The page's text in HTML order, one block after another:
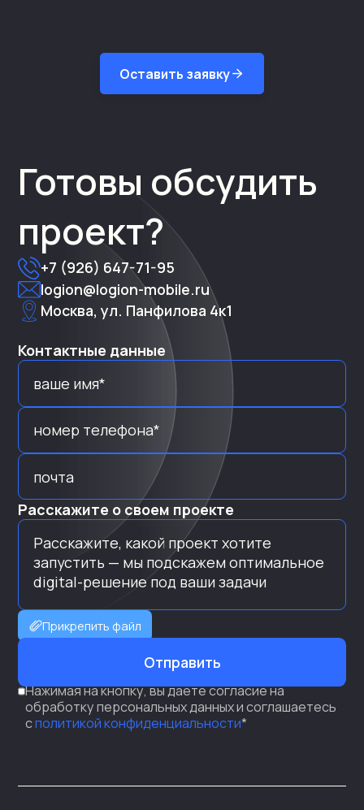
Оставить заявку
Готовы обсудить
проект?
+7 (926) 647-71-95
logion@logion-mobile.ru
Москва, ул. Панфилова 4к1
Контактные данные
Расскажите о своем проекте
Прикрепить файл
Отправить
Нажимая на кнопку, вы даете согласие на
обработку персональных данных и соглашаетесь
сполитикой конфиденциальности*